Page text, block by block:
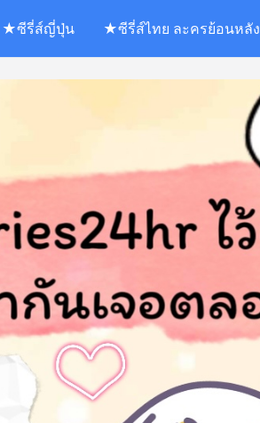
★ซีรี่ส์ญี่ปุ่น ★ซีรี่ส์ไทย ละครย้อนหลัง